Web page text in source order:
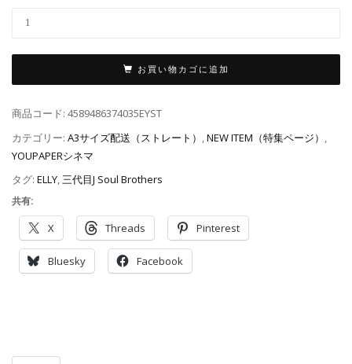
お買い物カゴに追加
商品コード: 4589486374035EYST
カテゴリー: A3サイズ配送（ストレート） NEW ITEM（特集ページ）
YOUPAPERシネマ
タグ: ELLY,三代目J Soul Brothers
共有:
X Threads Pinterest
Bluesky Facebook